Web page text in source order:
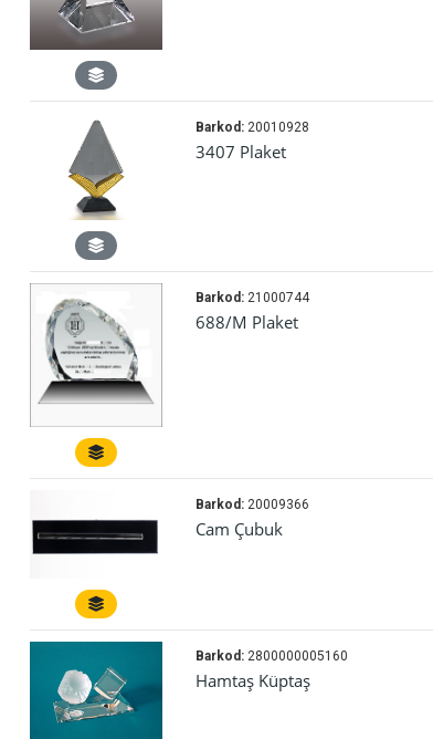
Barkod: 20010928
3407 Plaket
Barkod: 21000744
688/M Plaket
Barkod: 20009366
Cam Çubuk
Barkod: 2800000005160
Hamtaş Küptaş